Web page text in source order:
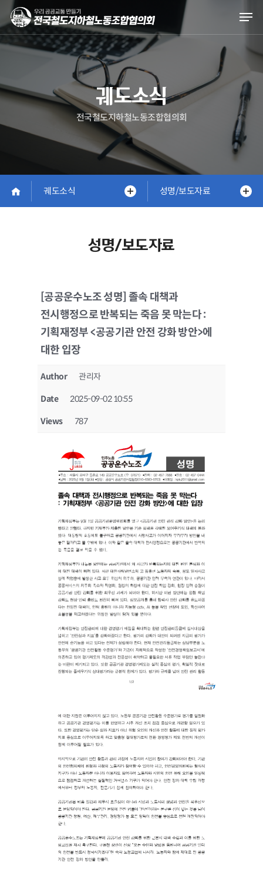
Skip
main
content
궤도소식
전국철도지하철노동조합협의회
궤도소식 성명/보도자료
성명/보도자료
[공공운수노조 성명] 졸속 대책과
전시행정으로 반복되는 죽음 못 막는다 :
기획재정부 <공공기관 안전 강화 방안>에
대한 입장
Author 관리자
Date 2025-09-02 10:55
Views 787